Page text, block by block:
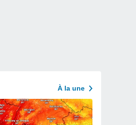
À la une